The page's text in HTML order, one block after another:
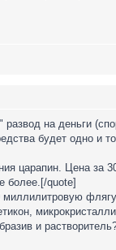
на деньги
будет одно и
царапин. Цена за
более.[/quote]
и